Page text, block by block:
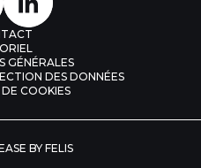
GÉNÉRALES
DES DONNÉES
COOKIES
BY FELIS